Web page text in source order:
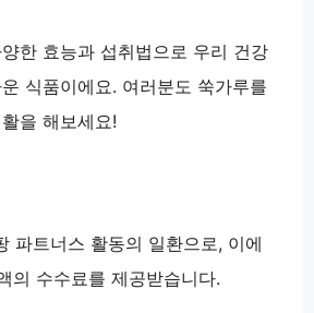
한 효능과 섭취법으로 우리 건강
식품이에요. 여러분도 쑥가루를
을 해보세요!
파트너스 활동의 일환으로, 이에
의 수수료를 제공받습니다.